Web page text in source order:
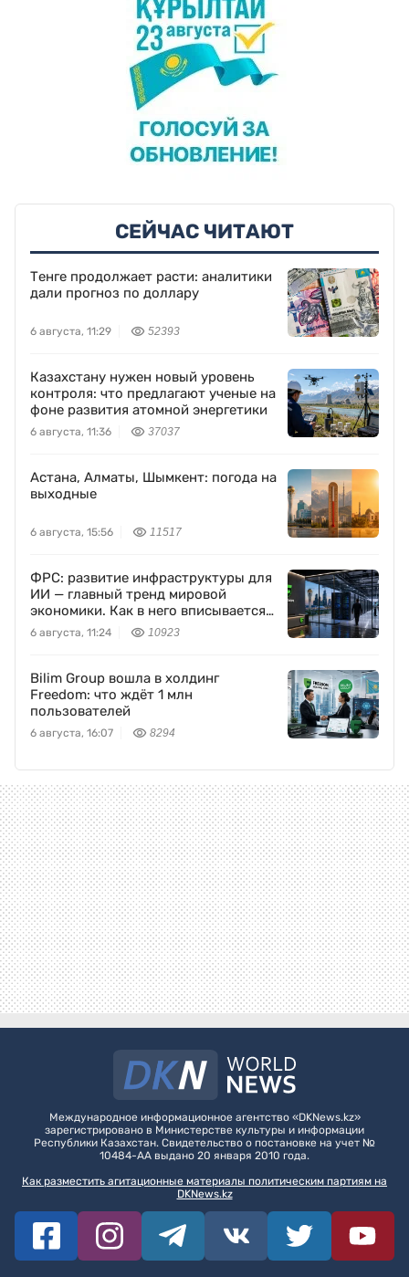
СЕЙЧАС ЧИТАЮТ
Тенге продолжает расти: аналитики
дали прогноз по доллару
6 августа, 11:29 52393
Казахстану нужен новый уровень
контроля: что предлагают ученые на
фоне развития атомной энергетики
6 августа, 11:36 37037
Астана, Алматы, Шымкент: погода на
выходные
6 августа, 15:56 11517
ФРС: развитие инфраструктуры для
ИИ — главный тренд мировой
экономики. Как в него вписывается
Freedom Holding Corp.
6 августа, 11:24 10923
Bilim Group вошла в холдинг
Freedom: что ждёт 1 млн
пользователей
6 августа, 16:07 8294
Международное информационное агентство «DKNews.kz»
зарегистрировано в Министерстве культуры и информации
Республики Казахстан. Свидетельство о постановке на учет №
10484-АА выдано 20 января 2010 года.
Как разместить агитационные материалы политическим партиям на
DKNews.kz